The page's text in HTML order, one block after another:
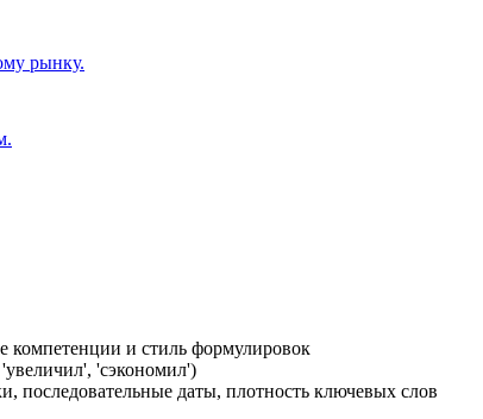
рынку.
компетенции и стиль формулировок
'сэкономил')
последовательные даты, плотность ключевых слов